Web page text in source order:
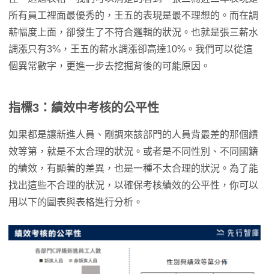
所有員工裡面最優秀的，王五的表現是最不理想的。而在調
薪幅度上面，卻發生了不符合邏輯的狀況。也就是張三薪水
調漲只有3%，王五的薪水調漲卻高達10%。我們可以從這
個異常數字，更進一步去挖掘背後的可能原因。
指標3：績效中考核的公平性
如果都是讓新進人員、剛調來該部門的人員背最差的那個績
效等第，就是不太合理的狀況。或者是不同性別、不同國籍
的績效，有顯著的差異，也是一種不太合理的狀況。為了能
找出這些不合理的狀況，以確保考核績效的公平性，你可以
用以下的圖表與表格進行分析。